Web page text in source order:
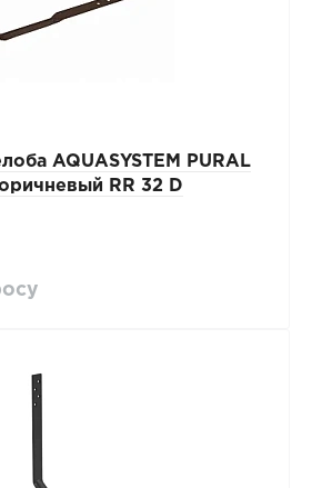
AQUASYSTEM PURAL
RR 32 D